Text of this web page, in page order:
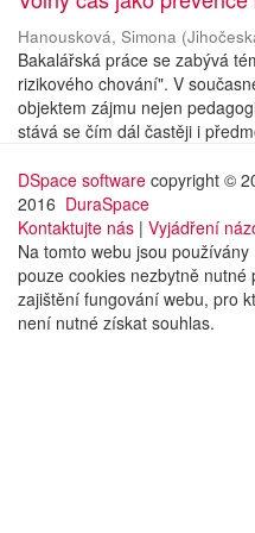
Hanousková, Simona (
Bakalářská práce se zabývá
rizikového chování". V
objektem zájmu nejen
stává se čím dál častěji i
DSpace software copyright ©
2016 DuraSpace
Kontaktujte nás | Vyjádření
Na tomto webu jsou používány
pouze cookies nezbytně nutné
zajištění fungování webu, pro
není nutné získat souhlas.